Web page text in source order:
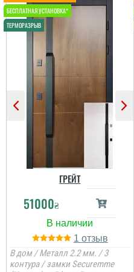
ГРЕЙТ
51000₴
1
В дом / Металл 2.2 мм. / 3
контура / замки Securemme